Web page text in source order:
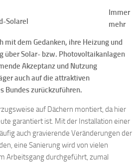
Immer
mehr
mit dem Gedanken, ihre Heizung und
über Solar- bzw. Photovoltaikanlagen
Akzeptanz und Nutzung
auch auf die attraktiven
Bundes zurückzuführen.
auf Dächern montiert, da hier
garantiert ist. Mit der Installation einer
auch gravierende Veränderungen der
eine Sanierung wird von vielen
Arbeitsgang durchgeführt, zumal